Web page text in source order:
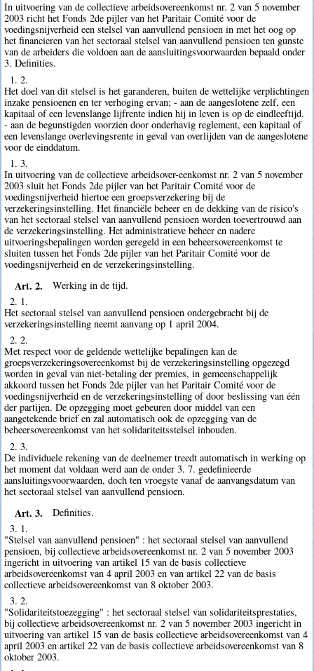
In uitvoering van de collectieve arbeidsovereenkomst nr. 2 van 5 november
2003 richt het Fonds 2de pijler van het Paritair Comité voor de
voedingsnijverheid een stelsel van aanvullend pensioen in met het oog op
het financieren van het sectoraal stelsel van aanvullend pensioen ten gunste
van de arbeiders die voldoen aan de aansluitingsvoorwaarden bepaald onder
3. Definities.
1. 2.
Het doel van dit stelsel is het garanderen, buiten de wettelijke verplichtingen
inzake pensioenen en ter verhoging ervan; - aan de aangeslotene zelf, een
kapitaal of een levenslange lijfrente indien hij in leven is op de eindleeftijd.
- aan de begunstigden voorzien door onderhavig reglement, een kapitaal of
een levenslange overlevingsrente in geval van overlijden van de aangeslotene
voor de einddatum.
1. 3.
In uitvoering van de collectieve arbeidsover-eenkomst nr. 2 van 5 november
2003 sluit het Fonds 2de pijler van het Paritair Comité voor de
voedingsnijverheid hiertoe een groepsverzekering bij de
verzekeringsinstelling. Het financiële beheer en de dekking van de risico's
van het sectoraal stelsel van aanvullend pensioen worden toevertrouwd aan
de verzekeringsinstelling. Het administratieve beheer en nadere
uitvoeringsbepalingen worden geregeld in een beheersovereenkomst te
sluiten tussen het Fonds 2de pijler van het Paritair Comité voor de
voedingsnijverheid en de verzekeringsinstelling.
Art. 2.
Werking in de tijd.
2. 1.
Het sectoraal stelsel van aanvullend pensioen ondergebracht bij de
verzekeringsinstelling neemt aanvang op 1 april 2004.
2. 2.
Met respect voor de geldende wettelijke bepalingen kan de
groepsverzekeringsovereenkomst bij de verzekeringsinstelling opgezegd
worden in geval van niet-betaling der premies, in gemeenschappelijk
akkoord tussen het Fonds 2de pijler van het Paritair Comité voor de
voedingsnijverheid en de verzekeringsinstelling of door beslissing van één
der partijen. De opzegging moet gebeuren door middel van een
aangetekende brief en zal automatisch ook de opzegging van de
beheersovereenkomst van het solidariteitsstelsel inhouden.
2. 3.
De individuele rekening van de deelnemer treedt automatisch in werking op
het moment dat voldaan werd aan de onder 3. 7. gedefinieerde
aansluitingsvoorwaarden, doch ten vroegste vanaf de aanvangsdatum van
het sectoraal stelsel van aanvullend pensioen.
Art. 3.
Definities.
3. 1.
"Stelsel van aanvullend pensioen" : het sectoraal stelsel van aanvullend
pensioen, bij collectieve arbeidsovereenkomst nr. 2 van 5 november 2003
ingericht in uitvoering van artikel 15 van de basis collectieve
arbeidsovereenkomst van 4 april 2003 en van artikel 22 van de basis
collectieve arbeidsovereenkomst van 8 oktober 2003.
3. 2.
"Solidariteitstoezegging" : het sectoraal stelsel van solidariteitsprestaties,
bij collectieve arbeidsovereenkomst nr. 2 van 5 november 2003 ingericht in
uitvoering van artikel 15 van de basis collectieve arbeidsovereenkomst van 4
april 2003 en artikel 22 van de basis collectieve arbeidsovereenkomst van 8
oktober 2003.